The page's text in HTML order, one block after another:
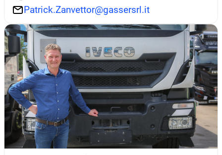
Patrick.Zanvettor@gassersrl.it